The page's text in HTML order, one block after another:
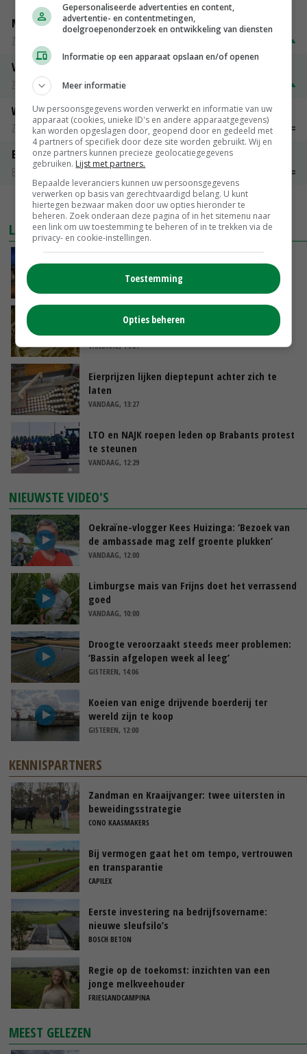
Magere melkpoeder
Zuivel weekprijzen
Volle melkpoeder
Zuivel weekprijzen
Weipoeder
Zuivel weekprijzen
€ 134,00 € 0,00
Boeren Gouda 12 kg
Boerenkaas
MEER MARKTPRIJZEN
LAATSTE NIEUWS
hogere omzet
Aandeel China in wereldwijde fritesexport
VANDAAG, 14:01
Eierprijzen lijken dieptepunt achter zich te
laten
VANDAAG, 13:27
LTO en NAJK roepen leden op Brabants protest
te steunen
VANDAAG, 12:29
NIEUWSTE VIDEO'S
Oekraïne-vlogger Kees Huizinga: ‘Bezoek van
de ambassade mag zelf groente plukken’
VANDAAG, 12:00
Limburgse mais van Frijns doet het verrassend
goed
VANDAAG, 10:00
Droogte veroorzaakt steeds meer problemen:
‘Bassin afgelopen week al leeg’
GISTEREN, 14:06
Koeien van enige drijvende boerderij ter
wereld zijn te koop
GISTEREN, 12:00
KENNISPARTNERS
Zandman en Kraaijvanger: twee uitersten in
beweidingsstrategie
CONO KAASMAKERS
Bij vermogen gaat het om tempo, vertrouwen
en transparantie
CAPILEX
Eerste investering na bedrijfsovername:
nieuwe sleufsilo’s
BOSCH BETON
Regie op de toekomst: inzichten van een
jonge melkveehouder
FRIESLANDCAMPINA
MEEST GELEZEN
Gepersonaliseerde advertenties en content,
advertentie- en contentmetingen,
doelgroepenonderzoek en ontwikkeling van diensten
Informatie op een apparaat opslaan en/of openen
Meer informatie
Uw persoonsgegevens worden verwerkt en informatie van uw
apparaat (cookies, unieke ID's en andere apparaatgegevens)
kan worden opgeslagen door, geopend door en gedeeld met
4 partners of specifiek door deze site worden gebruikt. Wij en
onze partners kunnen precieze geolocatiegegevens
gebruiken. Lijst met partners.
Bepaalde leveranciers kunnen uw persoonsgegevens
verwerken op basis van gerechtvaardigd belang. U kunt
hiertegen bezwaar maken door uw opties hieronder te
beheren. Zoek onderaan deze pagina of in het sitemenu naar
een link om uw toestemming te beheren of in te trekken via de
privacy- en cookie-instellingen.
Toestemming
Opties beheren